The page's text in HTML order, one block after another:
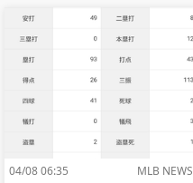
04/08 06:35 MLB NEWS